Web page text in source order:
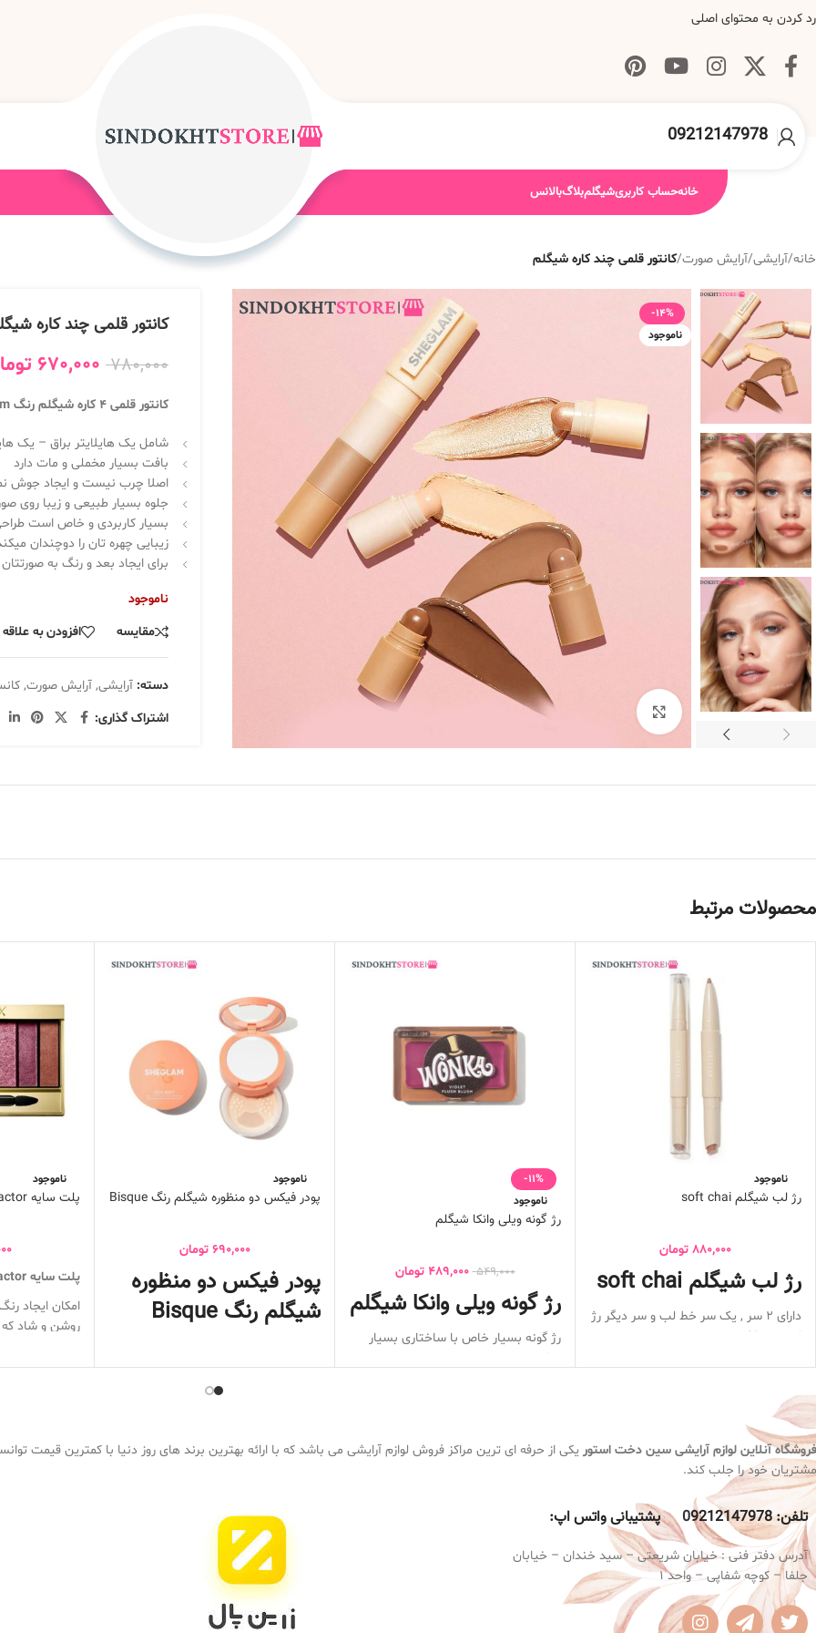
رد کردن به محتوای اصلی
09212147978
خانهحساب کاربریشیگلمبلاگبالانس
خانه/آرایشی/آرایش صورت/کانتور قلمی چند کاره شیگلم
-14%
ناموجود
کانتور قلمی چند کاره
780,000
670,000
کانتور قلمی 4 کاره شیگلم رنگ Medium
شامل یک هایلایتر براق – یک
بافت بسیار مخملی و مات دارد
اصلا چرب نیست و ایجاد جوش
جلوه بسیار طبیعی و زیبا روی
بسیار کاربردی و خاص است طراحی بسیار
زیبایی چهره تان را دوچندان
برای ایجاد بعد و رنگ به
ناموجود
مقایسه
افزودن به
دسته: آرایشی, آرایش صورت,
اشتراک گذاری:
محصولات مرتبط
ناموجود
رژ لب شیگلم soft chai
880,000 تومان
رژ لب شیگلم soft chai
دارای 2 سر , یک سر خط لب و سر دیگر رژ
لب می باشد
ماندگاری عالی
بسیار نرم و روان
روی لب تکه تکه نمی شود
-11%
ناموجود
رژ گونه ویلی وانکا شیگلم
549,000
489,000 تومان
رژ گونه ویلی وانکا شیگلم
رژ گونه بسیار خاص با ساختاری بسیار
ظاهری با رنگ بنفش ولی روی پوست
ظاهری بسیار طبیعی و زیبا ایجاد میکند
ناموجود
پودر فیکس دو منظوره شیگلم رنگ Bisque
690,000 تومان
پودر فیکس دو منظوره
شیگلم رنگ Bisque
کنترل کننده چربی پوست
حاوی مواد رطوبت رسان
بدون تست حیوانی
ناموجود
پلت سایه max factor
پلت سایه max factor
امکان ایجاد
منحصر به فرد
یک اپلیکاتور
فروشگاه آنلاین لوازم آرایشی سین دخت استور یکی از حرفه ای ترین مراکز فروش لوازم آرایشی می باشد که با ارائه بهترین برند های روز دنیا با کمترین قیمت
مشتریان خود را جلب کند.
تلفن: 09212147978 پشتیبانی واتس اپ:
آدرس دفتر فنی : خیابان شریعتی – سید خندان – خیابان
جلفا – کوچه شفاپی – واحد 1